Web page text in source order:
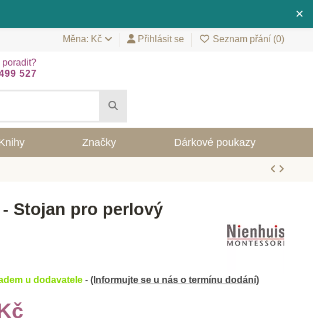
×
Měna: Kč Přihlásit se Seznam přání (0)
poradit?
527
Značky Dárkové poukazy
Stojan pro perlový
u dodavatele - (Informujte se u nás o termínu dodání)